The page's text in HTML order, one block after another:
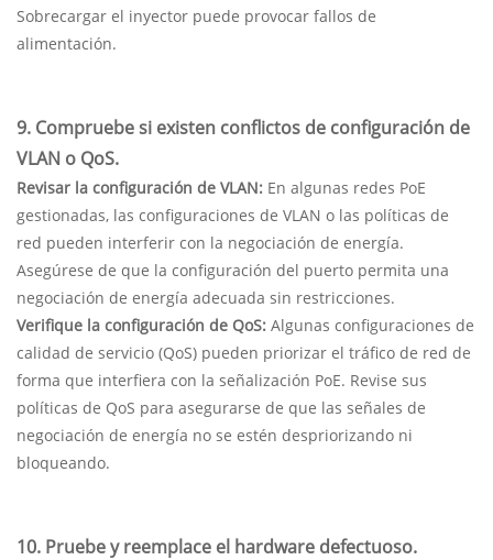
Sobrecargar el inyector puede provocar fallos de
alimentación.
9. Compruebe si existen conflictos de configuración de
VLAN o QoS.
Revisar la configuración de VLAN: En algunas redes PoE
gestionadas, las configuraciones de VLAN o las políticas de
red pueden interferir con la negociación de energía.
Asegúrese de que la configuración del puerto permita una
negociación de energía adecuada sin restricciones.
Verifique la configuración de QoS: Algunas configuraciones de
calidad de servicio (QoS) pueden priorizar el tráfico de red de
forma que interfiera con la señalización PoE. Revise sus
políticas de QoS para asegurarse de que las señales de
negociación de energía no se estén despriorizando ni
bloqueando.
10. Pruebe y reemplace el hardware defectuoso.